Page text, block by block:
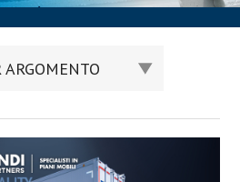
ARGOMENTO